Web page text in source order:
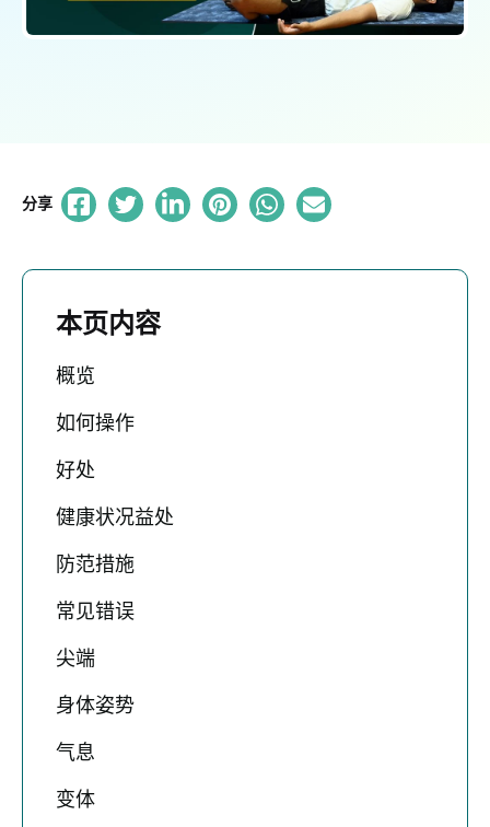
分享
本页内容
概览
如何操作
好处
健康状况益处
防范措施
常见错误
尖端
身体姿势
气息
变体